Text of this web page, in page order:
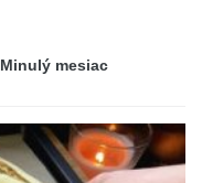
Minulý mesiac